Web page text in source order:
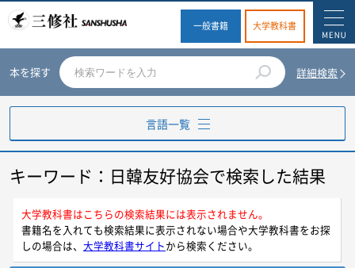
一般書籍 大学教科書
本を探す 詳細検索
言語一覧
英語
ドイツ語
フランス語
キーワード：日韓友好協会で検索した結果
大学教科書はこちらの検索結果には表示されません。
書籍名を入れても検索結果に表示されない場合や大学教科書をお探
しの場合は、 大学教科書サイトから検索ください。